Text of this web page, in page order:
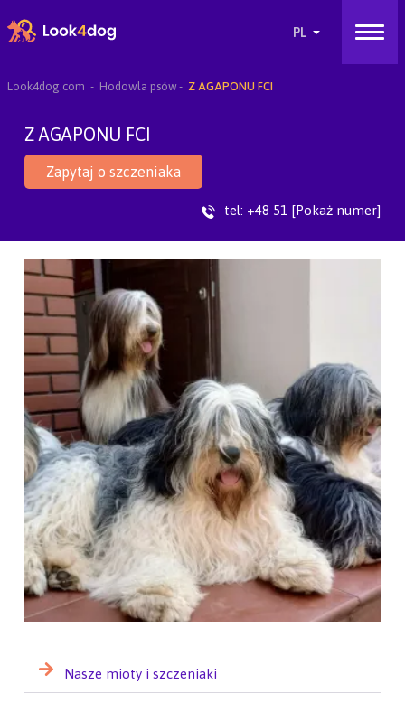
Look4dog.com Hodowla psów Z AGAPONU FCI
Z AGAPONU FCI
Zapytaj o szczeniaka
tel: +48 51 [Pokaż numer]
Nasze mioty i szczeniaki